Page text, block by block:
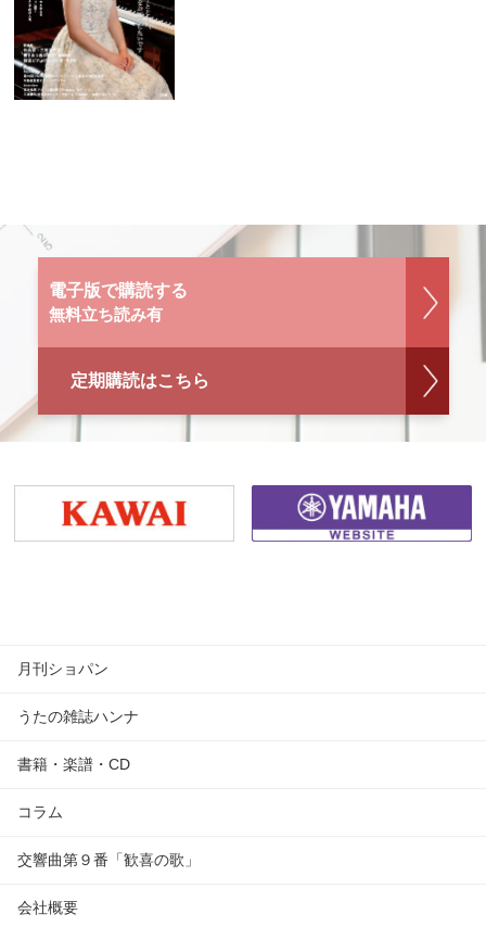
電子版で購読する
無料立ち読み有
定期購読はこちら
月刊ショパン
うたの雑誌ハンナ
書籍・楽譜・CD
コラム
交響曲第９番「歓喜の歌」
会社概要